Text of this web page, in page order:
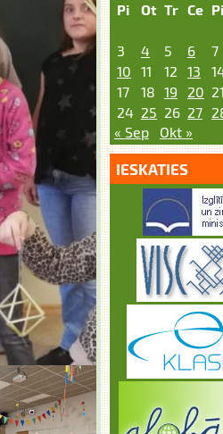
Pi
Ot Tr Ce Pi
3
4 5 6 7
10
11 12 13
17
18 19 20 21
24 25 26 27
« Sep
Okt »
IESKATIES